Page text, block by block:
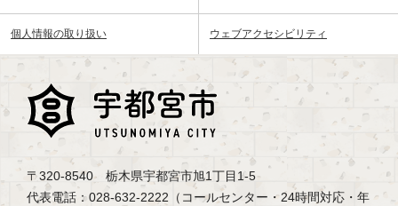
個人情報の取り扱い ウェブアクセシビリティ
〒320-8540 栃木県宇都宮市旭1丁目1-5
代表電話：028-632-2222（コールセンター・24時間対応・年